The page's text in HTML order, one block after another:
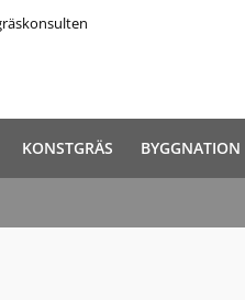
KONSTGRÄS BYGGNATION